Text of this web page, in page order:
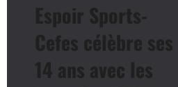
Espoir Sports-
Cefes célèbre ses
14 ans avec les